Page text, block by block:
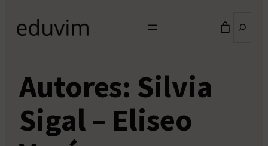
Autores: Silvia
Sigal – Eliseo